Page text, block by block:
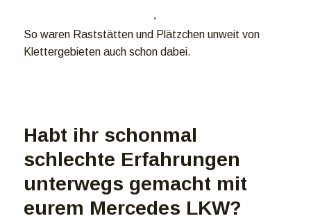
So waren Raststätten und Plätzchen unweit von
Klettergebieten auch schon dabei.
Habt ihr schonmal
schlechte Erfahrungen
unterwegs gemacht mit
eurem Mercedes LKW?